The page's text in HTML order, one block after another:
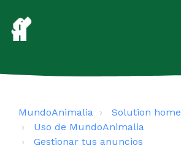
MundoAnimalia
Solution home
Uso de MundoAnimalia
Gestionar tus anuncios